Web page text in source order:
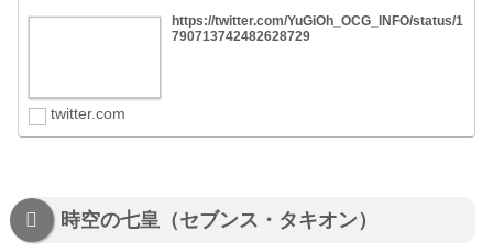
https://twitter.com/YuGiOh_OCG_INFO/status/1
790713742482628729
twitter.com
時空の七皇（セブンス・タキオン）